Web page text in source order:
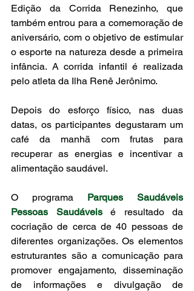
Edição da Corrida Renezinho, que
também entrou para a comemoração de
aniversário, com o objetivo de estimular
o esporte na natureza desde a primeira
infância. A corrida infantil é realizada
pelo atleta da Ilha Renê Jerônimo.
Depois do esforço físico, nas duas
datas, os participantes degustaram um
café da manhã com frutas para
recuperar as energias e incentivar a
alimentação saudável.
O programa Parques Saudáveis
Pessoas Saudáveis é resultado da
cocriação de cerca de 40 pessoas de
diferentes organizações. Os elementos
estruturantes são a comunicação para
promover engajamento, disseminação
de informações e divulgação de